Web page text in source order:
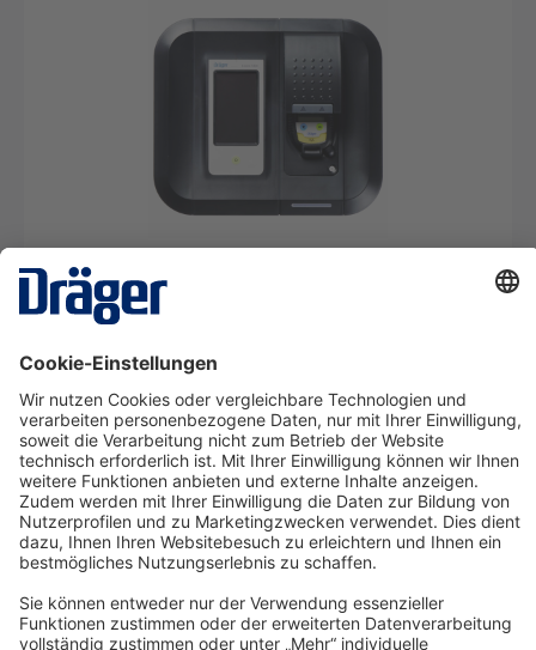
X-dock Set 5300 für die Pac Serie
SRM09205
Ab 22,31 €* pro Tag
Details
Technology